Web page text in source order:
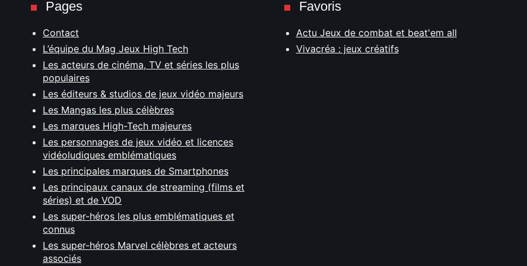
Pages
Contact
L’équipe du Mag Jeux High Tech
Les acteurs de cinéma, TV et séries les plus
populaires
Les éditeurs & studios de jeux vidéo majeurs
Les Mangas les plus célèbres
Les marques High-Tech majeures
Les personnages de jeux vidéo et licences
vidéoludiques emblématiques
Les principales marques de Smartphones
Les principaux canaux de streaming (films et
séries) et de VOD
Les super-héros les plus emblématiques et
connus
Les super-héros Marvel célèbres et acteurs
associés
Favoris
Actu Jeux de combat et beat'em all
Vivacréa : jeux créatifs